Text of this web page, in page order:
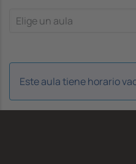
Este aula tiene horario